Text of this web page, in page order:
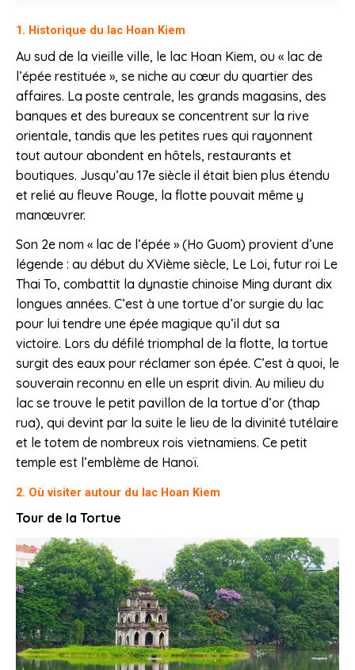
1. Historique du lac Hoan Kiem
Au sud de la vieille ville, le lac Hoan Kiem, ou « lac de
l’épée restituée », se niche au cœur du quartier des
affaires. La poste centrale, les grands magasins, des
banques et des bureaux se concentrent sur la rive
orientale, tandis que les petites rues qui rayonnent
tout autour abondent en hôtels, restaurants et
boutiques. Jusqu’au 17e siècle il était bien plus étendu
et relié au fleuve Rouge, la flotte pouvait même y
manœuvrer.
Son 2e nom « lac de l’épée » (Ho Guom) provient d’une
légende : au début du XVième siècle, Le Loi, futur roi Le
Thai To, combattit la dynastie chinoise Ming durant dix
longues années. C’est à une tortue d’or surgie du lac
pour lui tendre une épée magique qu’il dut sa
victoire. Lors du défilé triomphal de la flotte, la tortue
surgit des eaux pour réclamer son épée. C’est à quoi, le
souverain reconnu en elle un esprit divin. Au milieu du
lac se trouve le petit pavillon de la tortue d’or (thap
rua), qui devint par la suite le lieu de la divinité tutélaire
et le totem de nombreux rois vietnamiens. Ce petit
temple est l’emblème de Hanoï.
2. Où visiter autour du lac Hoan Kiem
Tour de la Tortue